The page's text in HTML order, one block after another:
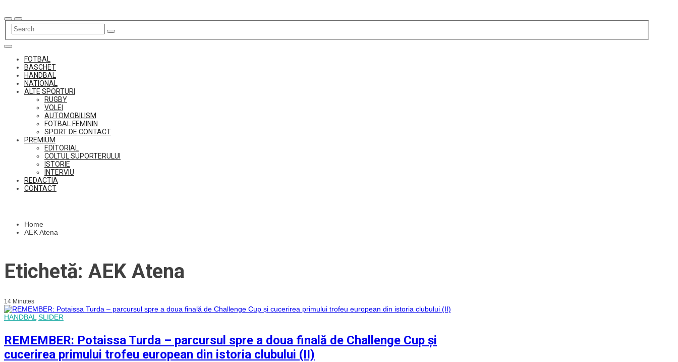
to
content
FOTBAL
BASCHET
HANDBAL
NATIONAL
ALTE SPORTURI
RUGBY
VOLEI
AUTOMOBILISM
FOTBAL FEMININ
SPORT DE CONTACT
PREMIUM
EDITORIAL
COLTUL SUPORTERULUI
ISTORIE
INTERVIU
REDACTIA
CONTACT
Home
AEK Atena
Etichetă: AEK Atena
14 Minutes
HANDBAL SLIDER
REMEMBER: Potaissa Turda – parcursul spre a doua finală de Challenge Cup și
cucerirea primului trofeu european din istoria clubului (II)